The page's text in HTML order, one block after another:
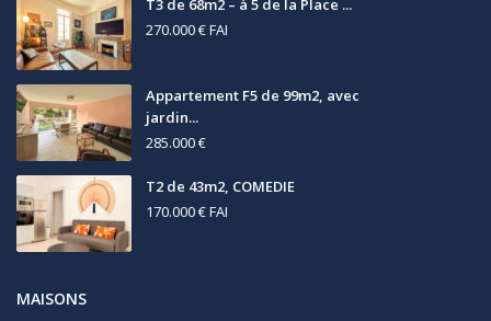
T3 de 68m2 – à 5 de la Place ...
270.000 €FAI
Appartement F5 de 99m2, avec
jardin...
285.000 €
T2 de 43m2, COMEDIE
170.000 €FAI
MAISONS